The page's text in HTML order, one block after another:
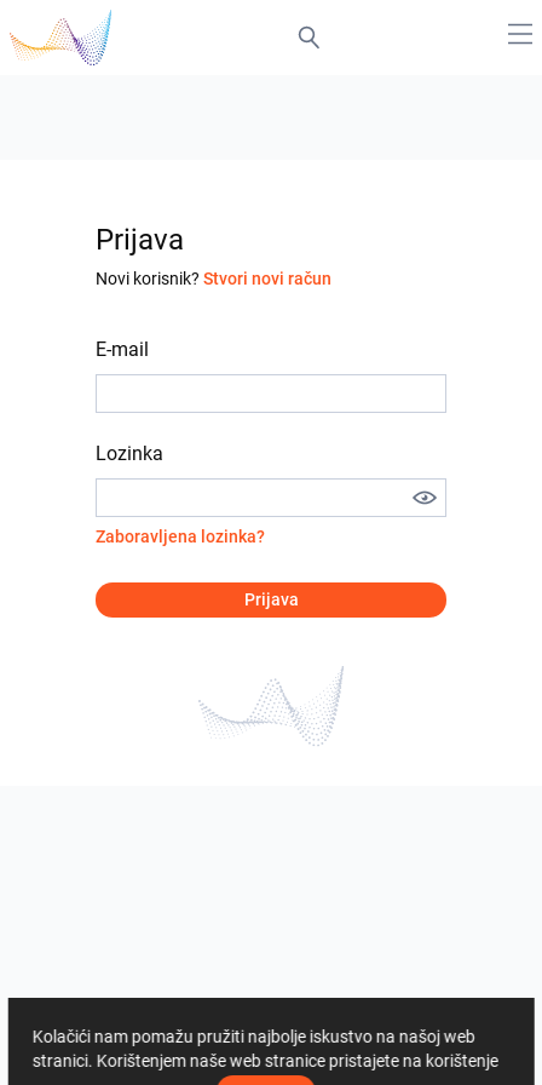
Prijava
Novi korisnik? Stvori novi račun
E-mail
Lozinka
Zaboravljena lozinka?
Prijava
Kolačići nam pomažu pružiti najbolje iskustvo na našoj web
stranici. Korištenjem naše web stranice pristajete na korištenje